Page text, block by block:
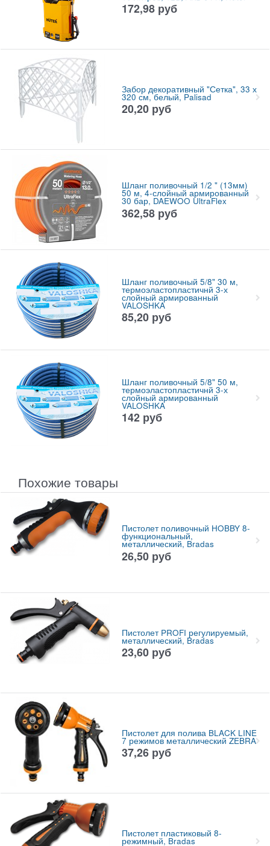
172,98 руб
Забор декоративный "Сетка", 33 х
320 см, белый, Palisad
20,20 руб
Шланг поливочный 1/2 " (13мм)
50 м, 4-слойный армированный
30 бар, DAEWOO UltraFlex
362,58 руб
Шланг поливочный 5/8" 30 м,
термоэластопластичнй 3-х
слойный армированный
VALOSHKA
85,20 руб
Шланг поливочный 5/8" 50 м,
термоэластопластичнй 3-х
слойный армированный
VALOSHKA
142 руб
Похожие товары
Пистолет поливочный HOBBY 8-
функциональный,
металлический, Bradas
26,50 руб
Пистолет PROFI регулируемый,
металлический, Bradas
23,60 руб
Пистолет для полива BLACK LINE
7 режимов металлический ZEBRA
37,26 руб
Пистолет пластиковый 8-
режимный, Bradas